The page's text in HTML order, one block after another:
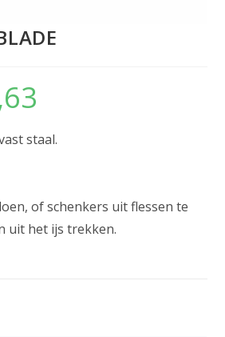
staal.
of schenkers uit flessen te
uit het ijs trekken.